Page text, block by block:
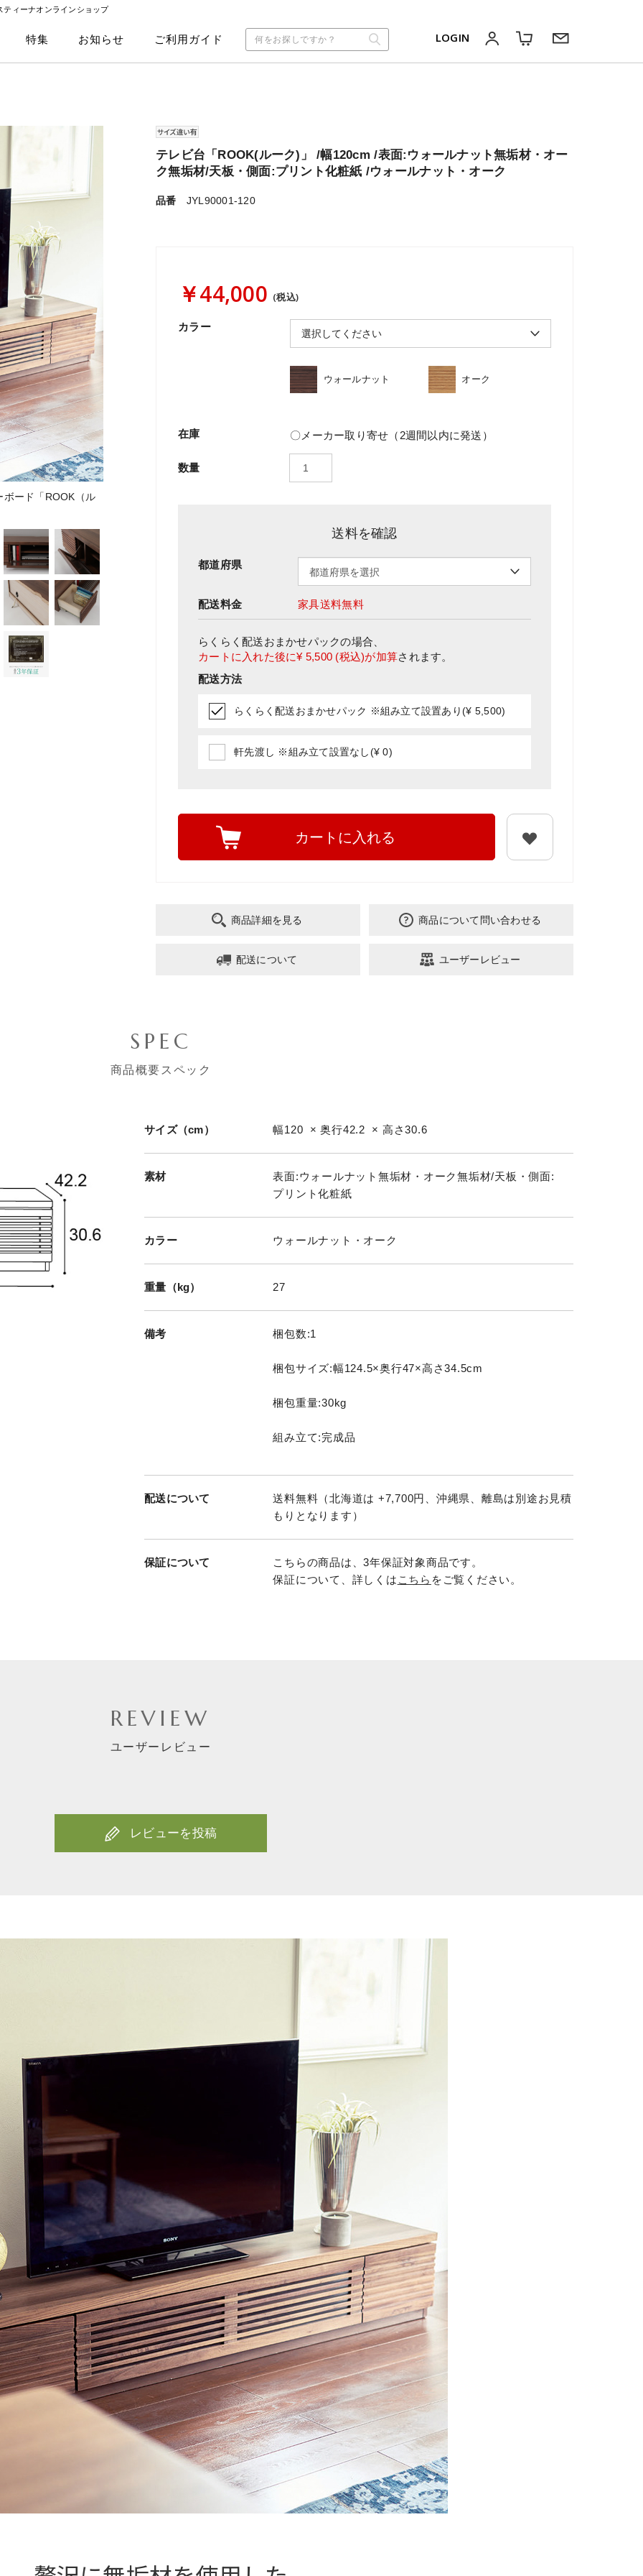
ィーナオンラインショップ
特集 お知らせ ご利用ガイド LOGIN
ボード「ROOK（ル
テレビ台「ROOK(ルーク)」 /幅120cm /表面:ウォールナット無垢材・オー
ク無垢材/天板・側面:プリント化粧紙 /ウォールナット・オーク
品番 JYL90001-120
￥44,000 (税込)
カラー
ウォールナット オーク
在庫 〇メーカー取り寄せ（2週間以内に発送）
数量
送料を確認
都道府県
配送料金 家具送料無料
らくらく配送おまかせパックの場合、
カートに入れた後に¥ 5,500 (税込)が加算されます。
配送方法
らくらく配送おまかせパック ※組み立て設置あり(¥ 5,500)
軒先渡し ※組み立て設置なし(¥ 0)
カートに入れる
商品詳細を見る 商品について問い合わせる
配送について ユーザーレビュー
SPEC
商品概要スペック
サイズ（cm） 幅120 × 奥行42.2 × 高さ30.6
素材
表面:ウォールナット無垢材・オーク無垢材/天板・側面:
プリント化粧紙
カラー ウォールナット・オーク
重量（kg） 27
備考 梱包数:1
梱包サイズ:幅124.5×奥行47×高さ34.5cm
梱包重量:30kg
組み立て:完成品
配送について
送料無料（北海道は +7,700円、沖縄県、離島は別途お見積
もりとなります）
保証について
こちらの商品は、3年保証対象商品です。
保証について、詳しくは こちら をご覧ください。
REVIEW
ユーザーレビュー
レビューを投稿